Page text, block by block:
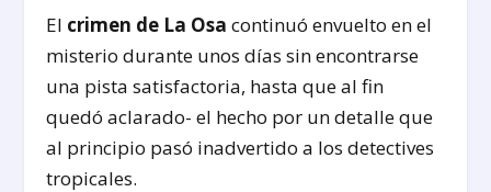
El crimen de La Osa continuó envuelto en el
misterio durante unos días sin encontrarse
una pista satisfactoria, hasta que al fin
quedó aclarado- el hecho por un detalle que
al principio pasó inadvertido a los detectives
tropicales.